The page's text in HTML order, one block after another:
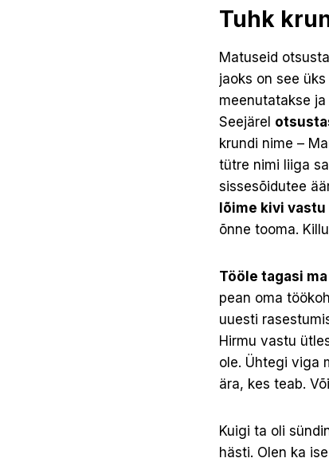
Tuhk
Matuseid
jaoks on see
meenutatakse
Seejärel
krundi nime –
tütre nimi liiga
sissesõidutee
lõime kivi
õnne tooma.
Tööle tagasi
pean oma
uuesti
Hirmu vastu
ole. Ühtegi viga
ära, kes teab.
Kuigi ta oli
hästi. Olen ka